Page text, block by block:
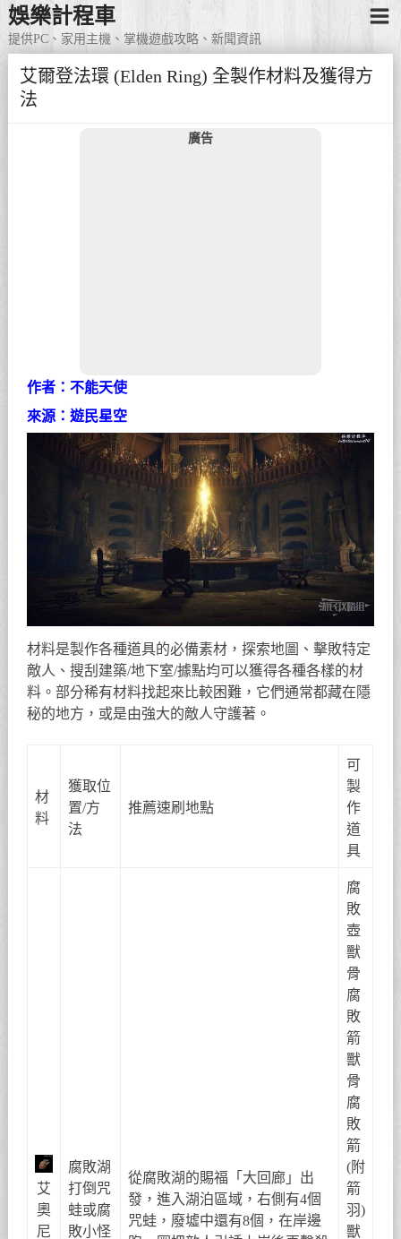
娛樂計程車
提供PC、家用主機、掌機遊戲攻略、新聞資訊
艾爾登法環 (Elden Ring) 全製作材料及獲得方
法
廣告
作者：不能天使
來源：遊民星空
材料是製作各種道具的必備素材，探索地圖、擊敗特定
敵人、搜刮建築/地下室/據點均可以獲得各種各樣的材
料。部分稀有材料找起來比較困難，它們通常都藏在隱
秘的地方，或是由強大的敵人守護著。
材
料
獲取位
置/方
法
推薦速刷地點
可
製
作
道
具
艾
奧
尼
腐敗湖
打倒咒
蛙或腐
敗小怪
從腐敗湖的賜福「大回廊」出
發，進入湖泊區域，右側有4個
咒蛙，廢墟中還有8個，在岸邊
腐
敗
壺
獸
骨
腐
敗
箭
獸
骨
腐
敗
箭
(附
箭
羽)
獸